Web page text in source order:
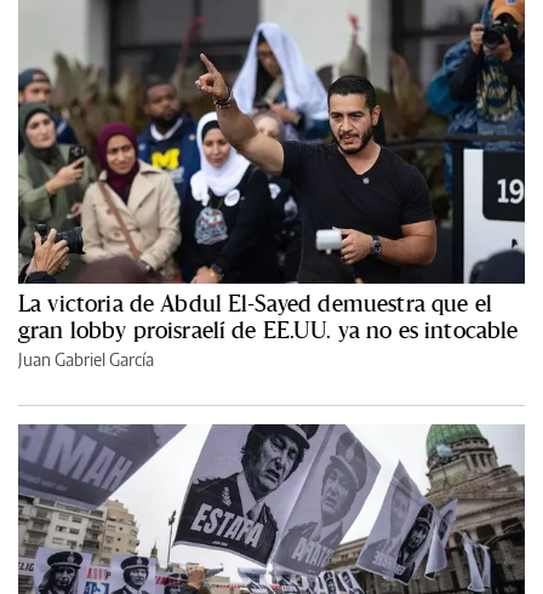
La victoria de Abdul El-Sayed demuestra que el
gran lobby proisraelí de EE.UU. ya no es intocable
Juan Gabriel García